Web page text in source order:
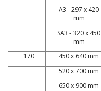
A3 - 297 x 420
mm
SA3 - 320 x 450
mm
170 450 x 640 mm
520 x 700 mm
650 x 900 mm